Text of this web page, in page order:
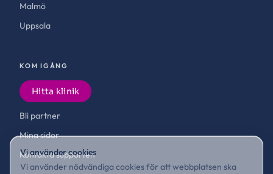
Malmö
Uppsala
KOM IGÅNG
Hitta klinik
Bli partner
Mina sidor
Kontakta supporten
Vi använder cookies
Vi använder nödvändiga cookies för att webbplatsen ska